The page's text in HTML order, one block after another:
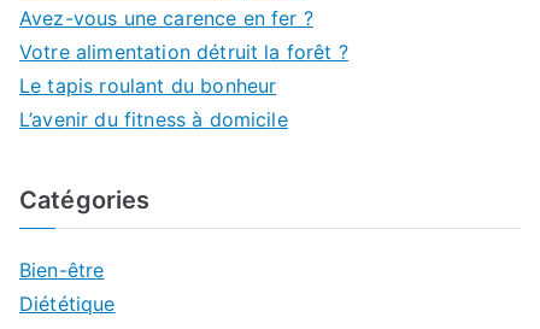
Avez-vous une carence en fer ?
Votre alimentation détruit la forêt ?
Le tapis roulant du bonheur
L’avenir du fitness à domicile
Catégories
Bien-être
Diététique